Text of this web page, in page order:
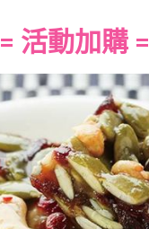
= 活動加購 =